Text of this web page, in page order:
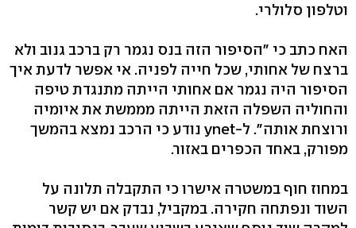
וטלפון סלולרי.
האח כתב כי "הסיפור הזה בנס נגמר רק ברכב גנוב ולא
ברצח של אחותי, שכל חייה לפניה. אי אפשר לדעת איך
הסיפור היה נגמר אם אחותי הייתה מתנגדת טיפה
והחוליה השפלה הזאת הייתה מממשת את איומיה
ורוצחת אותה". ל-ynet נודע כי הרכב נמצא בהמשך
מפורק, באחד הכפרים באזור.
במחוז חוף במשטרה אישרו כי התקבלה תלונה על
השוד ונפתחה חקירה. במקביל, נבדק אם יש קשר